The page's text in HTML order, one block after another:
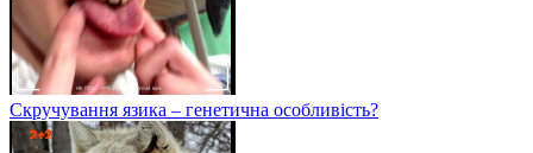
Скручування язика – генетична особливість?